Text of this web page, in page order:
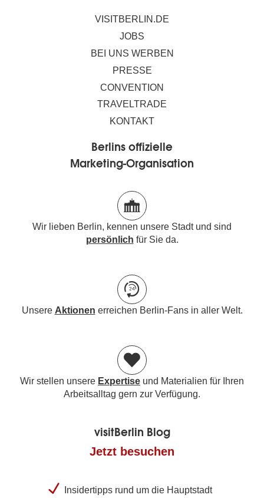
VISITBERLIN.DE
JOBS
BEI UNS WERBEN
PRESSE
CONVENTION
TRAVELTRADE
KONTAKT
Berlins offizielle
Marketing-Organisation
Wir lieben Berlin, kennen unsere Stadt und sind
persönlich für Sie da.
Unsere Aktionen erreichen Berlin-Fans in aller Welt.
Wir stellen unsere Expertise und Materialien für Ihren
Arbeitsalltag gern zur Verfügung.
visitBerlin Blog
Jetzt besuchen
Insidertipps rund um die Hauptstadt